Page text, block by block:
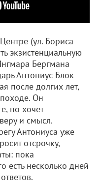
(ул. Бориса
экзистенциальную
Бергмана
Антониус Блок
после долгих лет,
Он
но хочет
и смысл.
Антониуса уже
отсрочку,
пока
есть несколько дней